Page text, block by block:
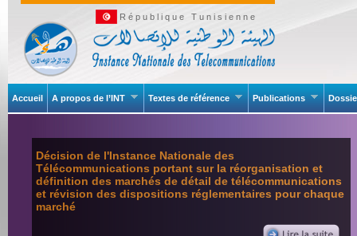
République Tunisienne
Accueil A propos de l’INT Textes de référence Publications
Décision de l'Instance Nationale des
Télécommunications portant sur la réorganisation et
définition des marchés de détail de télécommunications
et révision des dispositions réglementaires pour chaque
marché